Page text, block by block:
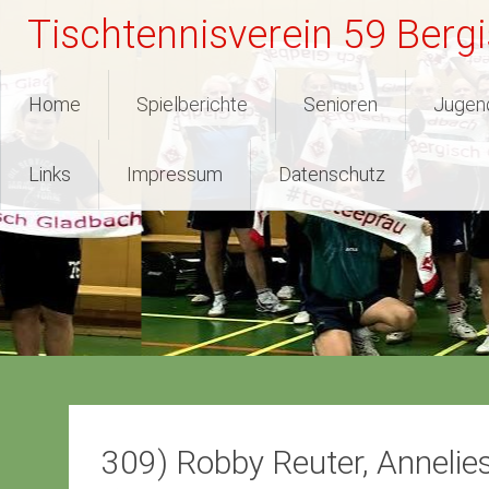
Tischtennisverein 59
Home Spielberichte Senioren
Links Impressum Datenschutz
309) Robby Reuter,